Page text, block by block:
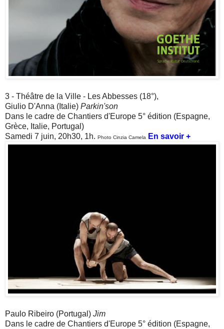
3 - Théâtre de la Ville - Les Abbesses (18°),
Giulio D'Anna (Italie) Parkin'son
Dans le cadre de Chantiers d'Europe 5° édition (Espagne,
Grèce, Italie, Portugal)
Samedi 7 juin, 20h30, 1h. Photo Cinzia Camela En savoir +
Paulo Ribeiro (Portugal) Jim
Dans le cadre de Chantiers d'Europe 5° édition (Espagne,